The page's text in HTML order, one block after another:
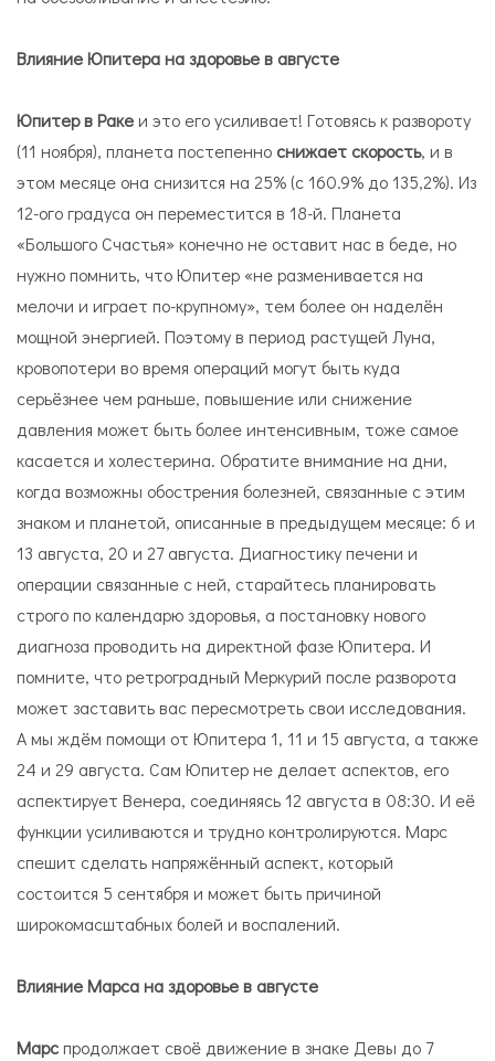
Влияние Юпитера на здоровье в августе
Юпитер в Ракеи это его усиливает! Готовясь к развороту
(11 ноября), планета постепенно снижает скорость, и в
этом месяце она снизится на 25% (с 160.9% до 135,2%). Из
12-ого градуса он переместится в 18-й. Планета
«Большого Счастья» конечно не оставит нас в беде, но
нужно помнить, что Юпитер «не разменивается на
мелочи и играет по-крупному», тем более он наделён
мощной энергией. Поэтому в период растущей Луна,
кровопотери во время операций могут быть куда
серьёзнее чем раньше, повышение или снижение
давления может быть более интенсивным, тоже самое
касается и холестерина. Обратите внимание на дни,
когда возможны обострения болезней, связанные с этим
знаком и планетой, описанные в предыдущем месяце: 6 и
13 августа, 20 и 27 августа. Диагностику печени и
операции связанные с ней, старайтесь планировать
строго по календарю здоровья, а постановку нового
диагноза проводить на директной фазе Юпитера. И
помните, что ретроградный Меркурий после разворота
может заставить вас пересмотреть свои исследования.
А мы ждём помощи от Юпитера 1, 11 и 15 августа, а также
24 и 29 августа. Сам Юпитер не делает аспектов, его
аспектирует Венера, соединяясь 12 августа в 08:30. И её
функции усиливаются и трудно контролируются. Марс
спешит сделать напряжённый аспект, который
состоится 5 сентября и может быть причиной
широкомасштабных болей и воспалений.
Влияние Марса на здоровье в августе
Марспродолжает своё движение в знаке Девы до 7